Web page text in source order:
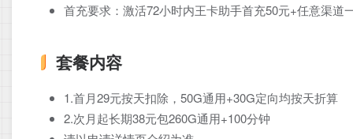
首充要求：激活72小时内王卡助手首充50元+任意渠道
套餐内容
1.首月29元按天扣除，50G通用+30G定向均按天折算
2.次月起长期38元包260G通用+100分钟